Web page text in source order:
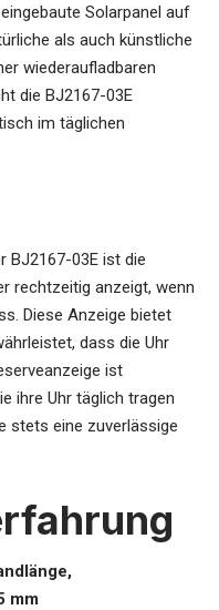
Solarpanel auf
als auch künstliche
wiederaufladbaren
die BJ2167-03E
im täglichen
BJ2167-03E ist die
rechtzeitig anzeigt, wenn
Diese Anzeige bietet
dass die Uhr
ist
ihre Uhr täglich tragen
stets eine zuverlässige
mm